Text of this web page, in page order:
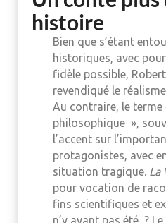
histoire
Bien que s’étant
historiques, avec
fidèle possible,
revendiqué le
Au contraire, le
philosophique »,
l’accent sur
protagonistes, avec
situation tragique. La
pour vocation de
fins scientifiques et
n’y ayant pas été ?